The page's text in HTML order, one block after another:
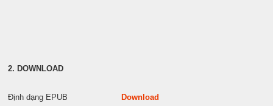
2. DOWNLOAD
Định dạng EPUB Download